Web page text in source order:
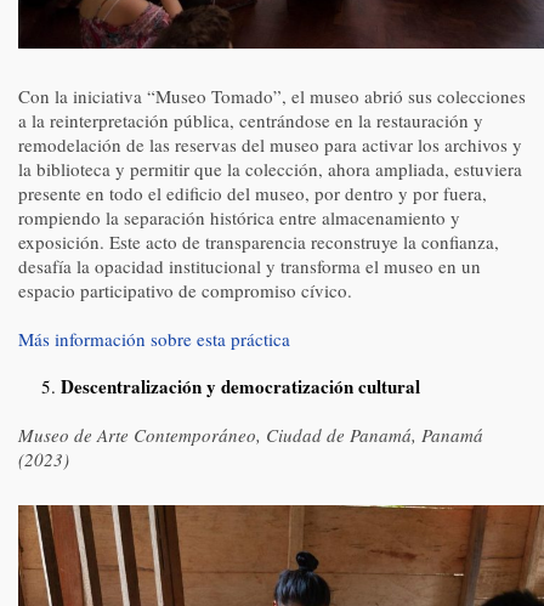
Con la iniciativa “Museo Tomado”, el museo abrió sus colecciones
a la reinterpretación pública, centrándose en la restauración y
remodelación de las reservas del museo para activar los archivos y
la biblioteca y permitir que la colección, ahora ampliada, estuviera
presente en todo el edificio del museo, por dentro y por fuera,
rompiendo la separación histórica entre almacenamiento y
exposición. Este acto de transparencia reconstruye la confianza,
desafía la opacidad institucional y transforma el museo en un
espacio participativo de compromiso cívico.
Más información sobre esta práctica
Descentralización y democratización cultural
Museo de Arte Contemporáneo, Ciudad de Panamá, Panamá
(2023)